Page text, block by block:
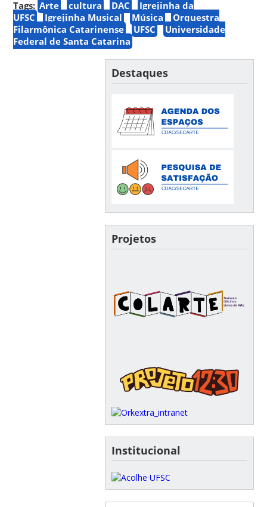
Tags: Arte cultura DAC
Igrejinha da
UFSC
Igrejinha Musical Música
Orquestra
Filarmônica Catarinense
UFSC
Universidade
Federal de Santa Catarina
Destaques
Projetos
Institucional